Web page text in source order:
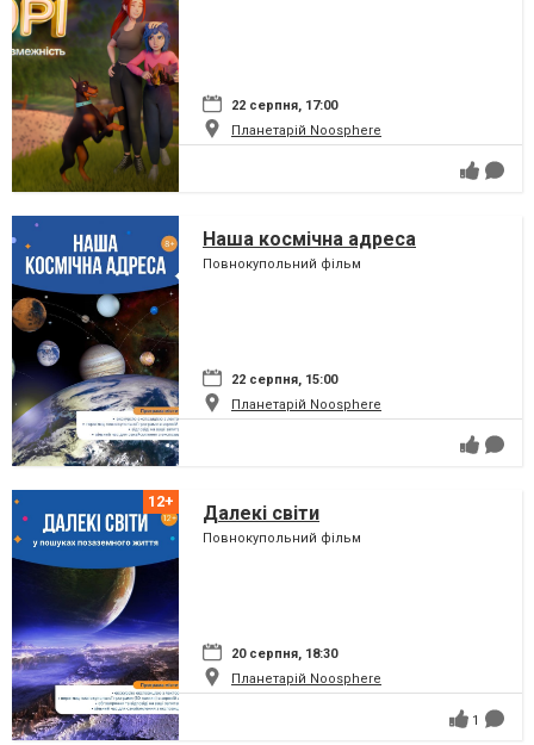
22 серпня, 17:00
Планетарій Noosphere
Наша космічна адреса
Повнокупольний фільм
22 серпня, 15:00
Планетарій Noosphere
Далекі світи
Повнокупольний фільм
20 серпня, 18:30
Планетарій Noosphere
1